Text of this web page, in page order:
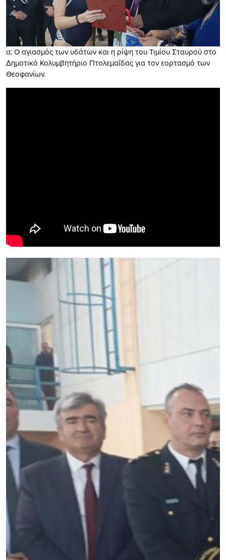
α: Ο αγιασμός των υδάτων και η ρίψη του Τιμίου Σταυρού στο
Δημοτικό Κολυμβητήριο Πτολεμαΐδας για τον εορτασμό των
Θεοφανίων.